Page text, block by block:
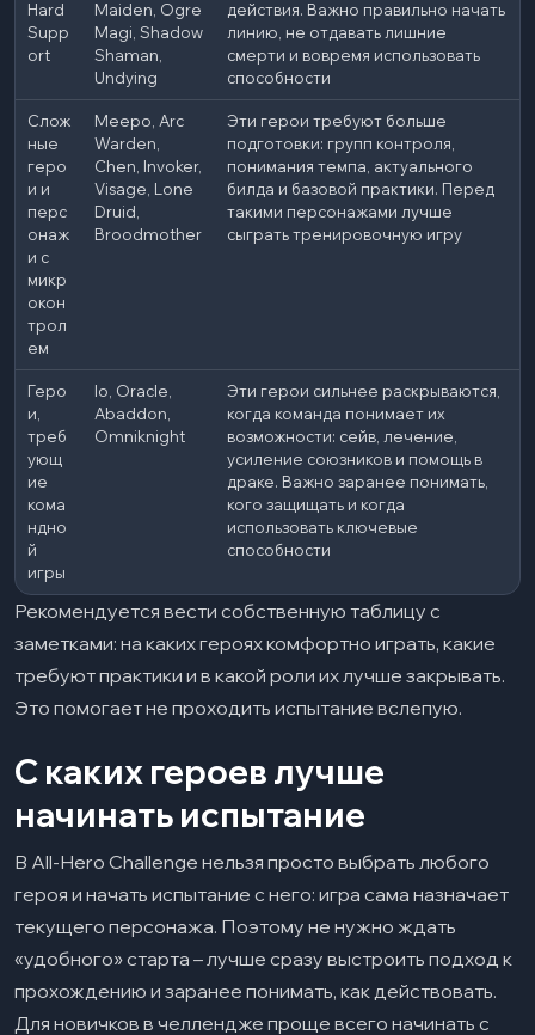
Hard
Supp
ort
Maiden, Ogre
Magi, Shadow
Shaman,
Undying
действия. Важно правильно начать
линию, не отдавать лишние
смерти и вовремя использовать
способности
Слож
ные
геро
и и
перс
онаж
и с
микр
окон
трол
ем
Meepo, Arc
Warden,
Chen, Invoker,
Visage, Lone
Druid,
Broodmother
Эти герои требуют больше
подготовки: групп контроля,
понимания темпа, актуального
билда и базовой практики. Перед
такими персонажами лучше
сыграть тренировочную игру
Геро
и,
треб
ующ
ие
кома
ндно
й
игры
Io, Oracle,
Abaddon,
Omniknight
Эти герои сильнее раскрываются,
когда команда понимает их
возможности: сейв, лечение,
усиление союзников и помощь в
драке. Важно заранее понимать,
кого защищать и когда
использовать ключевые
способности
Рекомендуется вести собственную таблицу с
заметками: на каких героях комфортно играть, какие
требуют практики и в какой роли их лучше закрывать.
Это помогает не проходить испытание вслепую.
С каких героев лучше
начинать испытание
В All-Hero Challenge нельзя просто выбрать любого
героя и начать испытание с него: игра сама назначает
текущего персонажа. Поэтому не нужно ждать
«удобного» старта – лучше сразу выстроить подход к
прохождению и заранее понимать, как действовать.
Для новичков в челлендже проще всего начинать с